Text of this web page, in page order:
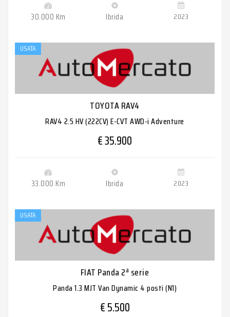
30.000 Km Ibrida 2023
USATA
TOYOTA RAV4
RAV4 2.5 HV (222CV) E-CVT AWD-i Adventure
€ 35.900
33.000 Km Ibrida 2023
USATA
FIAT Panda 2ª serie
Panda 1.3 MJT Van Dynamic 4 posti (N1)
€ 5.500